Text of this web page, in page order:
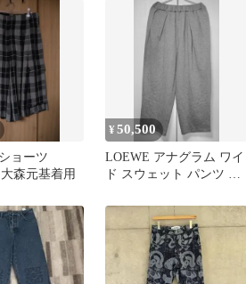
ショーツ
大森元基着用
¥50,500
LOEWE アナグラム ワイ
ド スウェット パンツ サ